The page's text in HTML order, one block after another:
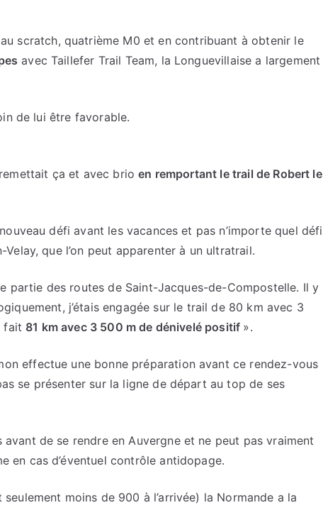
scratch, quatrième M0 et en contribuant à obtenir le
avec Taillefer Trail Team, la Longuevillaise a largement
de lui être favorable.
ça et avec brioen remportant le trail de Robert le
défi avant les vacances et pas n’importe quel défi
que l’on peut apparenter à un ultratrail.
partie des routes de Saint-Jacques-de-Compostelle. Il y
j’étais engagée sur le trail de 80 km avec 3
fait 81 km avec 3 500 m de dénivelé positif ».
effectue une bonne préparation avant ce rendez-vous
se présenter sur la ligne de départ au top de ses
de se rendre en Auvergne et ne peut pas vraiment
en cas d’éventuel contrôle antidopage.
moins de 900 à l’arrivée) la Normande a la